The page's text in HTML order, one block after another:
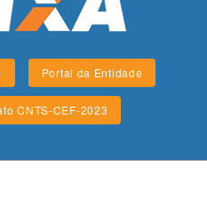
Portal da Entidade
CNTS-CEF-2023